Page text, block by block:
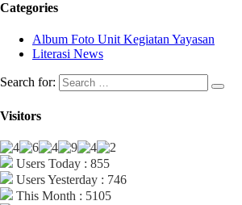
Categories
Album Foto Unit Kegiatan Yayasan
Literasi News
Search for:
Visitors
Users Today : 855
Users Yesterday : 746
This Month : 5105